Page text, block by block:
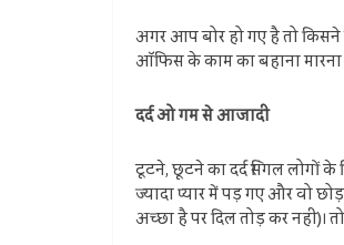
अगर आप बोर हो गए है तो किसने
ऑफिस के काम का बहाना मारना
दर्द ओ गम से आजादी
टूटने, छूटने का दर्द सिंगल लोगों
ज्यादा प्यार में पड़ गए और वो
अच्छा है पर दिल तोड़ कर नहीं)।